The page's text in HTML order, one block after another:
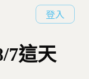
登入
7這天